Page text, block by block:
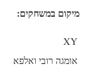
מיקום במשחקים:
XY
אומגה רובי ואלפא